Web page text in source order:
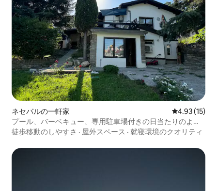
ネセバルの一軒家 レビュー15
4.93 (15)
プール、バーベキュー、専用駐車場付きの日当たりのよい
ビーチヴィラ
徒歩移動のしやすさ · 屋外スペース · 就寝環境のクオリティ